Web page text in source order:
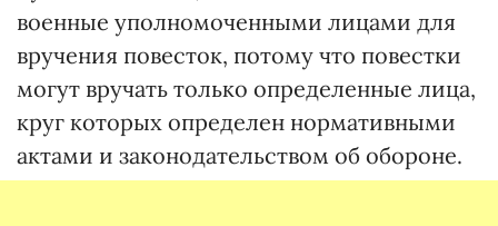
военные уполномоченными лицами для
вручения повесток, потому что повестки
могут вручать только определенные лица,
круг которых определен нормативными
актами и законодательством об обороне.